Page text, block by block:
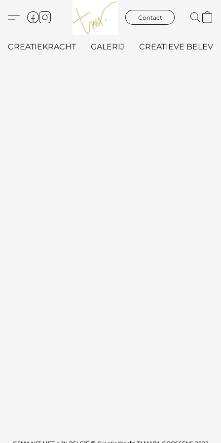
Contact
CREATIEKRACHT GALERIJ CREATIEVE